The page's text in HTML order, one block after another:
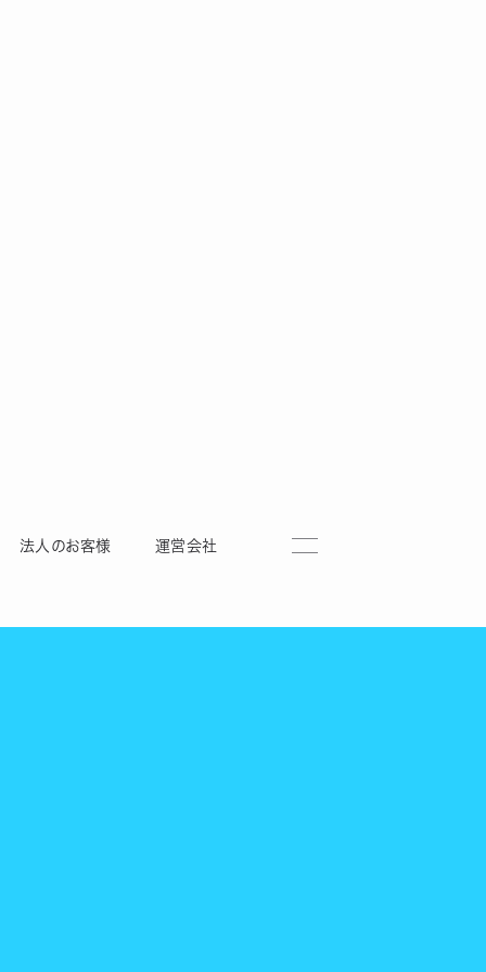
法人のお客様 運営会社